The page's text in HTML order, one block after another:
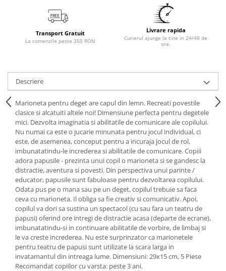
Transport Gratuit
La comenzile peste 350 RON
Livrare rapida
Curierul ajunge la tine in 24/48 de
ore.
Descriere
Marioneta pentru deget are capul din lemn. Recreati povestile
clasice si alcatuiti altele noi! Dimensiune perfecta pentru degetele
mici. Dezvolta imaginatia si abilitatile de comunicare ale copilului.
Nu numai ca este o jucarie minunata pentru jocul individual, ci
este, de asemenea, conceput pentru a incuraja jocul de rol,
imbunatatindu-le increderea si abilitatile de comunicare. Copiii
adora papusile - prezinta unui copil o marioneta si se gandesc la
distractie, aventura si povesti. Din perspectiva unui parinte /
educator, papusile sunt fabuloase pentru dezvoltarea copilului.
Odata pus pe o mana sau pe un deget, copilul trebuie sa faca
ceva cu marioneta. Il obliga sa fie creativ si comunicativ. Apoi,
copilul va dori sa sustina un spectacol (cu sau fara un teatru de
papusi) oferind ore intregi de distractie acasa (departe de ecrane),
imbunatatindu-si in continuare abilitatile de vorbire, de limbaj si
le va creste increderea. Nu este surprinzator ca marionetele
pentru teatru de papusi sunt utilizate la scara larga in
invatamantul din intreaga lume. Dimensiuni: 29x15 cm, 5 Piese
Recomandat copiilor cu varsta: peste 3 ani.